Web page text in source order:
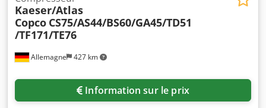
Allemagne 427 km
Kaeser/Atlas
Copco CS75/AS44/BS60/GA45/TD51
/TF171/TE76
Information sur le prix